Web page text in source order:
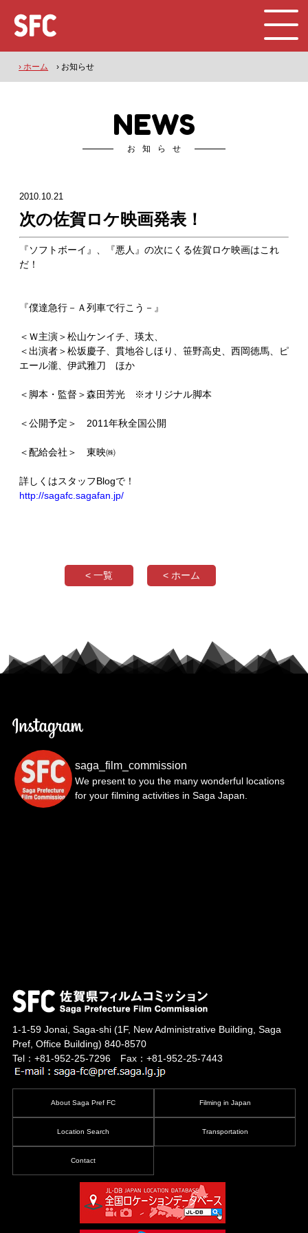
› ホーム › お知らせ
NEWS
お知らせ
2010.10.21
次の佐賀ロケ映画発表！
『ソフトボーイ』、『悪人』の次にくる佐賀ロケ映画はこれ
だ！
『僕達急行－Ａ列車で行こう－』
＜Ｗ主演＞松山ケンイチ、瑛太、
＜出演者＞松坂慶子、貫地谷しほり、笹野高史、西岡徳馬、ピ
エール瀧、伊武雅刀 ほか
＜脚本・監督＞森田芳光 ※オリジナル脚本
＜公開予定＞ 2011年秋全国公開
＜配給会社＞ 東映㈱
詳しくはスタッフBlogで！
http://sagafc.sagafan.jp/
< 一覧 < ホーム
saga_film_commission
We present to you the many wonderful locations
for your filming activities in Saga Japan.
1-1-59 Jonai, Saga-shi(1F, New Administrative Building, Saga
Pref, Office Building) 840-8570
Tel：+81-952-25-7296 Fax：+81-952-25-7443
About Saga Pref FC Filming in Japan
Location Search Transportation
Contact